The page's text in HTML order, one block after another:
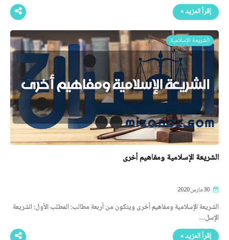
إقرأ المزيد »
الشريعة الإسلامية
الشريعة الإسلامية ومفاهيم أخرى
الشريعة الإسلامية ومفاهيم أخرى ويتكون من أربعة مطالب: المطلب الأول: الشريعة
الإسل…
إقرأ المزيد »